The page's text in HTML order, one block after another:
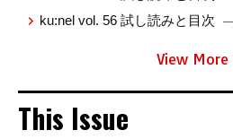
ku:nel vol. 56 試し読みと目次
View More
This Issue